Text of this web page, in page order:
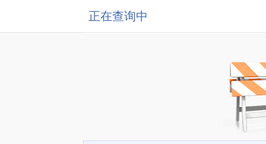
正在查询中